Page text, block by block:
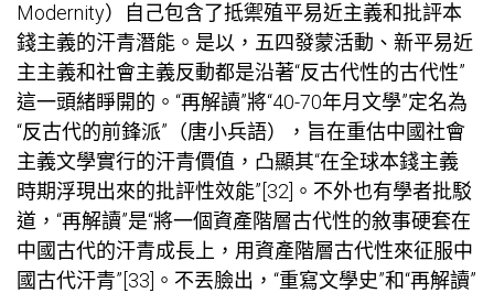
Modernity）自己包含了抵禦殖平易近主義和批評本
錢主義的汗青潛能。是以，五四發蒙活動、新平易近
主主義和社會主義反動都是沿著“反古代性的古代性”
這一頭緒睜開的。“再解讀”將“40-70年月文學”定名為
“反古代的前鋒派”（唐小兵語），旨在重估中國社會
主義文學實行的汗青價值，凸顯其“在全球本錢主義
時期浮現出來的批評性效能”[32]。不外也有學者批駁
道，“再解讀”是“將一個資產階層古代性的敘事硬套在
中國古代的汗青成長上，用資產階層古代性來征服中
國古代汗青”[33]。不丟臉出，“重寫文學史”和“再解讀”